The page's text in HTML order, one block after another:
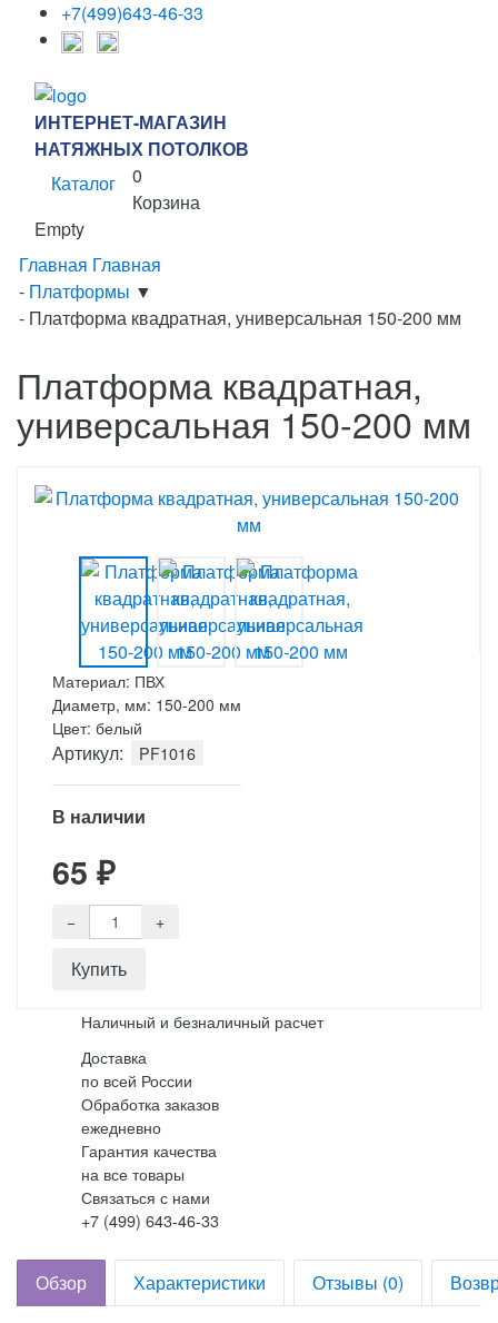
+7(499)643-46-33
ИНТЕРНЕТ-МАГАЗИН
НАТЯЖНЫХ ПОТОЛКОВ
Каталог
0
Корзина
Empty
Главная Главная
- Платформы ▼
- Платформа квадратная, универсальная 150-200 мм
Платформа квадратная,
универсальная 150-200 мм
Материал: ПВХ
Диаметр, мм: 150-200 мм
Цвет: белый
Артикул: PF1016
В наличии
65 ₽
Наличный и безналичный расчет
Доставка
по всей России
Обработка заказов
ежедневно
Гарантия качества
на все товары
Связаться с нами
+7 (499) 643-46-33
Обзор Характеристики Отзывы (0)